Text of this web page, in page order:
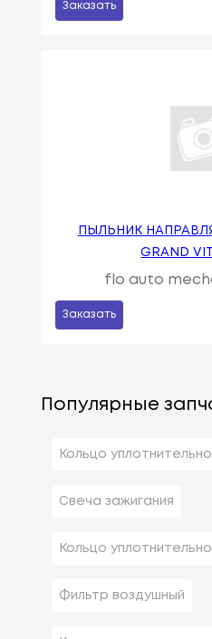
Заказать
ПЫЛЬНИК
GRAND
flo auto
Заказать
Популярные
Кольцо
Свеча зажигания
Кольцо
Фильтр воздушный